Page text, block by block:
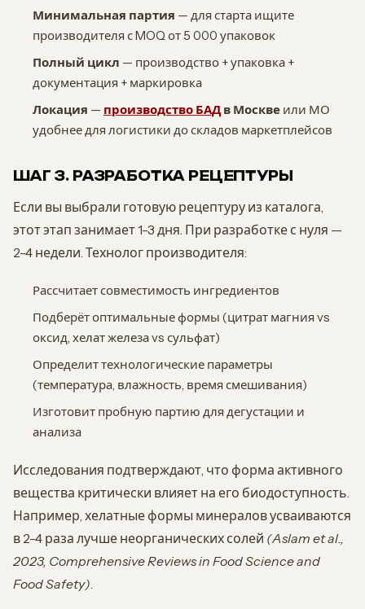
Минимальная партия — для старта ищите
производителя с MOQ от 5 000 упаковок
Полный цикл — производство + упаковка +
документация + маркировка
Локация — производство БАДв Москве или МО
удобнее для логистики до складов маркетплейсов
ШАГ 3. РАЗРАБОТКА РЕЦЕПТУРЫ
Если вы выбрали готовую рецептуру из каталога,
этот этап занимает 1-3 дня. При разработке с нуля —
2-4 недели. Технолог производителя:
Рассчитает совместимость ингредиентов
Подберёт оптимальные формы (цитрат магния vs
оксид, хелат железа vs сульфат)
Определит технологические параметры
(температура, влажность, время смешивания)
Изготовит пробную партию для дегустации и
анализа
Исследования подтверждают, что форма активного
вещества критически влияет на его биодоступность.
Например, хелатные формы минералов усваиваются
в 2-4 раза лучше неорганических солей (Aslam et al.,
2023, Comprehensive Reviews in Food Science and
Food Safety).